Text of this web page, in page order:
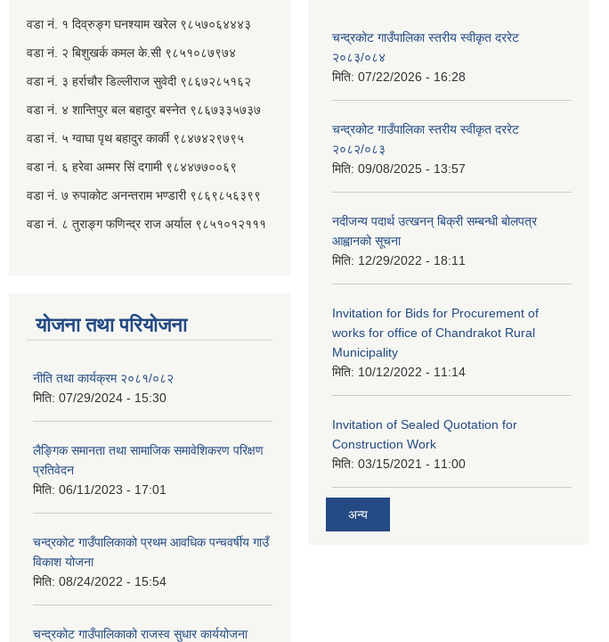
वडा नं. १ दिव्रुङ्ग घनश्याम खरेल ९८५७०६४४४३
वडा नं. २ ‌‍बिशुखर्क कमल के.सी ९८५१०८७९७४
वडा नं. ३ हर्राचौर डिल्लीराज सुवेदी ९८६७२८५१६२
वडा नं. ४ शान्तिपुर बल बहादुर बस्नेत​ ९८६७३३५७३७
वडा नं. ५ ग्वाघा पृथ बहादुर कार्की ९८४७४२९७९५
वडा नं. ६ हरेवा अम्मर सिं दगामी​ ९८४४७७००६९
वडा नं. ७ ‌‍रुपाकोट अनन्तराम भण्डारी ९८६९८५६३९९
वडा नं. ८ तुराङ्ग फणिन्द्र राज अर्याल ९८५१०१२१११
योजना तथा परियोजना
नीति तथा कार्यक्रम २०८१/०८२
मिति: 07/29/2024 - 15:30
लैङ्गिक समानता तथा सामाजिक समावेशिकरण परिक्षण
प्रतिवेदन
मिति: 06/11/2023 - 17:01
चन्द्रकोट गाउँपालिकाको प्रथम आवधिक पन्चवर्षीय गाउँ
विकाश योजना
मिति: 08/24/2022 - 15:54
चन्द्रकोट गाउँपालिकाको राजस्व सुधार कार्ययोजना
चन्द्रकोट गाउँपालिका स्तरीय स्वीकृत दररेट
२०८३/०८४
मिति: 07/22/2026 - 16:28
चन्द्रकोट गाउँपालिका स्तरीय स्वीकृत दररेट
२०८२/०८३
मिति: 09/08/2025 - 13:57
नदीजन्य पदार्थ उत्खनन् बिक्री सम्बन्धी बोलपत्र
आह्वानको सूचना
मिति: 12/29/2022 - 18:11
Invitation for Bids for Procurement of
works for office of Chandrakot Rural
Municipality
मिति: 10/12/2022 - 11:14
Invitation of Sealed Quotation for
Construction Work
मिति: 03/15/2021 - 11:00
अन्य